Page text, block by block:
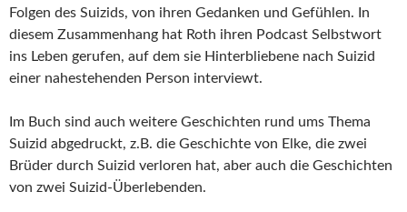
Folgen des Suizids, von ihren Gedanken und Gefühlen. In
diesem Zusammenhang hat Roth ihren Podcast Selbstwort
ins Leben gerufen, auf dem sie Hinterbliebene nach Suizid
einer nahestehenden Person interviewt.
Im Buch sind auch weitere Geschichten rund ums Thema
Suizid abgedruckt, z.B. die Geschichte von Elke, die zwei
Brüder durch Suizid verloren hat, aber auch die Geschichten
von zwei Suizid-Überlebenden.